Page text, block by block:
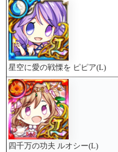
星空に愛の戦慄を ピピア(L)
四千万の功夫 ルオシー(L)